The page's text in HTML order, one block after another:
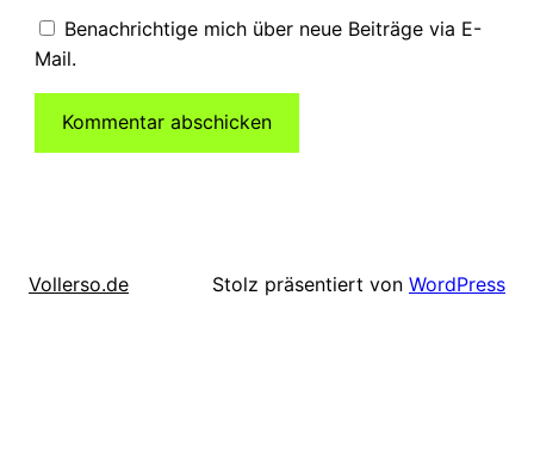
Benachrichtige mich über neue Beiträge via E-
Mail.
Vollerso.de Stolz präsentiert von WordPress